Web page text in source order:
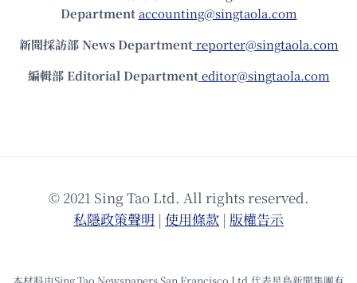
Department accounting@singtaola.com
新聞採訪部 News Department reporter@singtaola.com
編輯部 Editorial Department editor@singtaola.com
© 2021 Sing Tao Ltd. All rights reserved.
私隱政策聲明 | 使⽤條款 | 版權告⽰